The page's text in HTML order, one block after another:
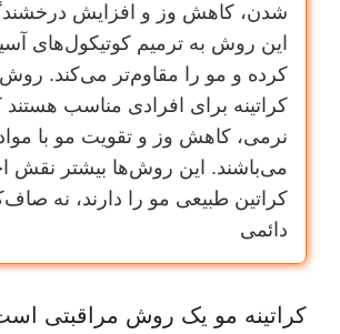
شدن، کاهش وز و افزایش
این روش به ترمیم کوتیکول‌های
کرده و مو را مقاوم‌تر می‌کند.
کراتینه برای افرادی مناسب هستند
نرمی، کاهش وز و تقویت مو با
می‌باشند. این روش‌ها بیشتر نقش
کراتین طبیعی مو را دارند، نه
دائمی
کراتینه مو یک روش مراقبتی